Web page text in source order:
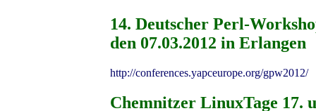
14. Deutscher Perl-
den 07.03.2012 in Erlangen
http://conferences.yapceurope.org/gpw2012/
Chemnitzer LinuxTage 17.